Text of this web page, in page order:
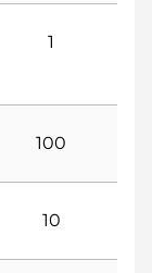
1
100
10